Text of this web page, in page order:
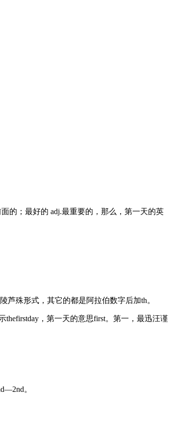
的；最好的 adj.最重要的，那么，第一天的英
芦殊形式，其它的都是阿拉伯数字后加th。
，第一天的意思first。第一，最迅汪谨
。